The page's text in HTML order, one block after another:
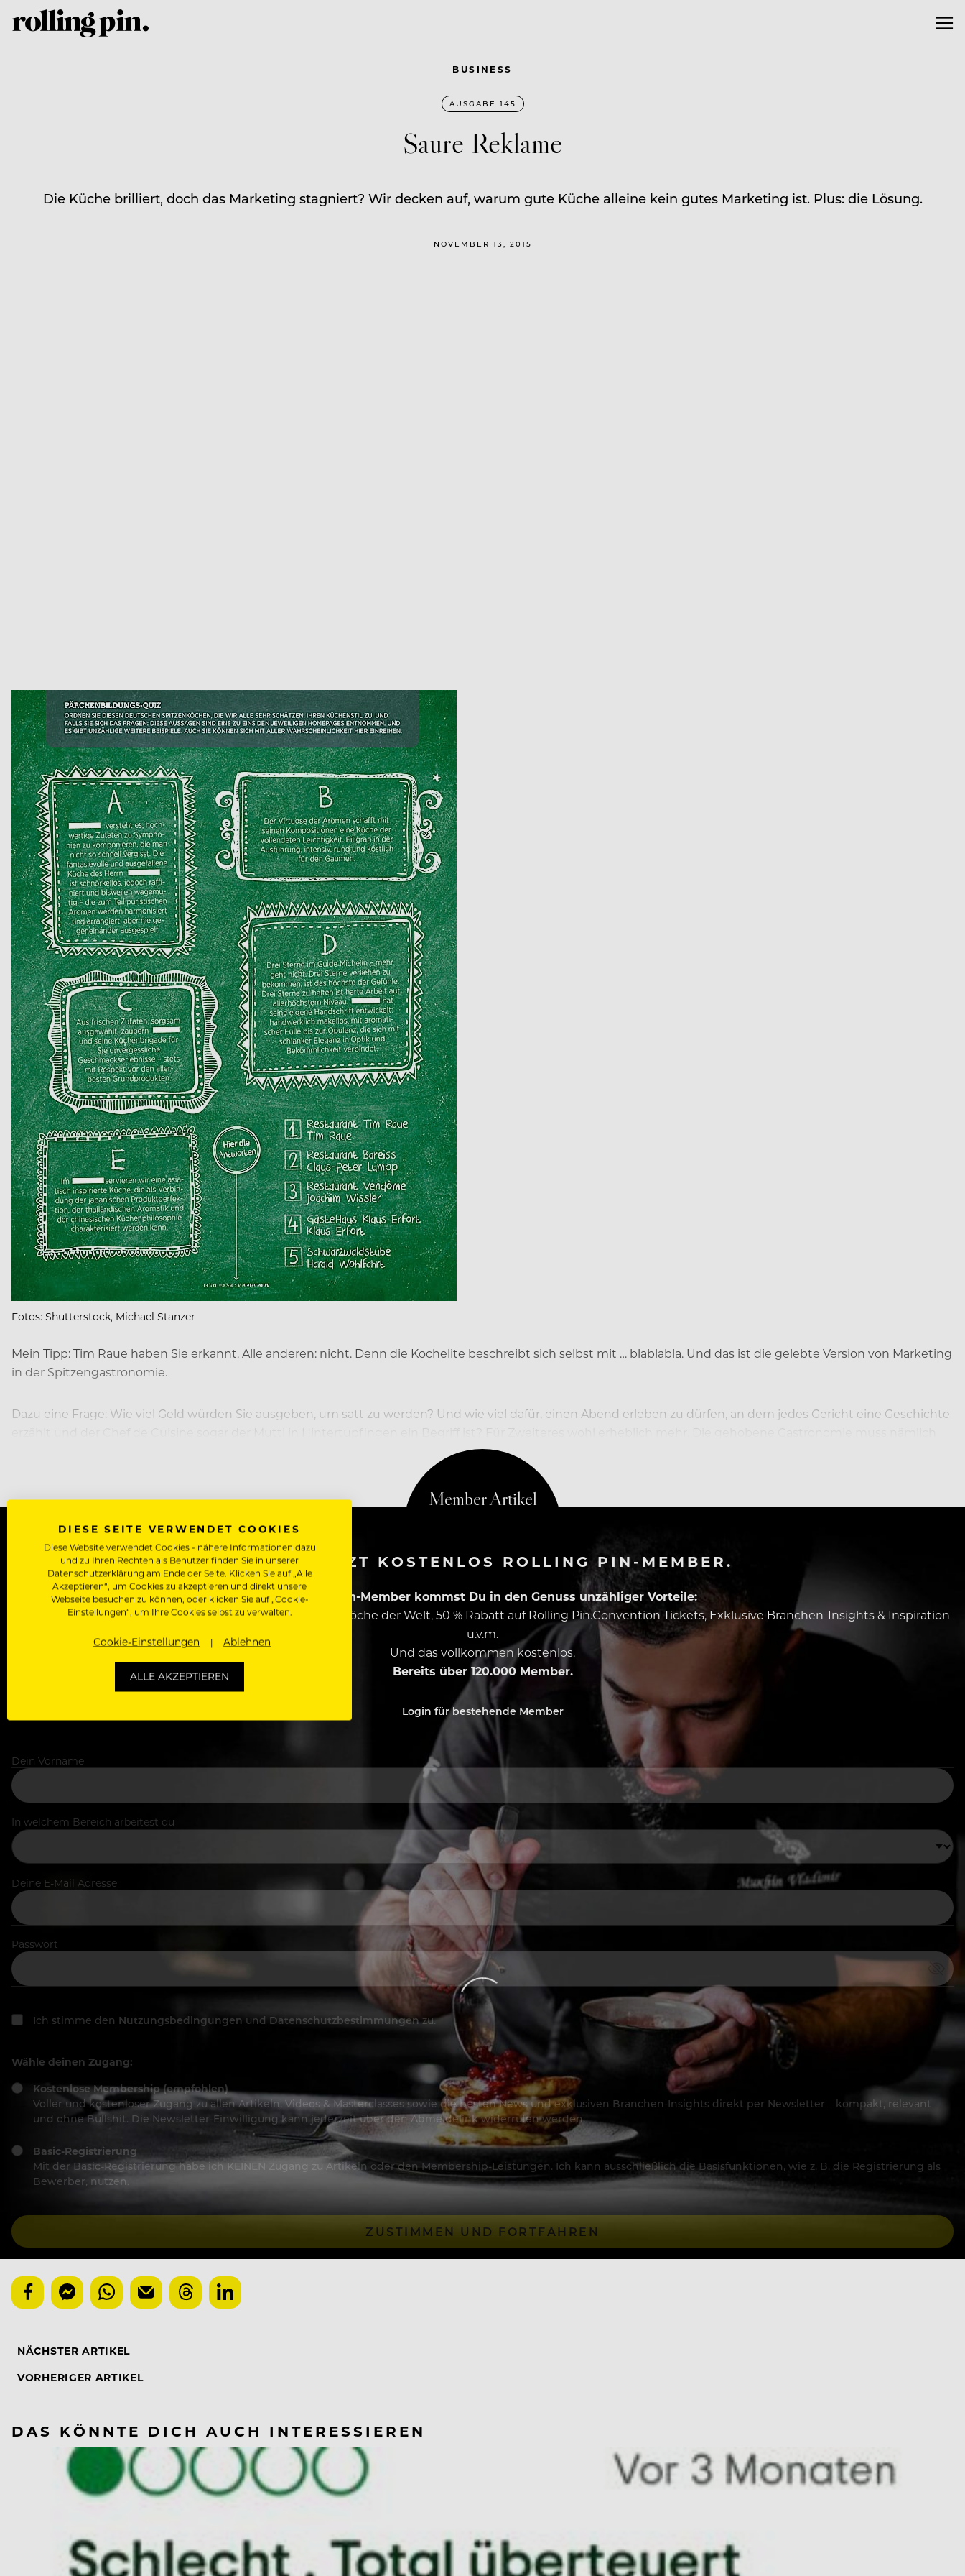
BUSINESS
AUSGABE 145
Saure Reklame
Die Küche brilliert, doch das Marketing stagniert? Wir decken auf, warum gute Küche alleine kein gutes Marketing ist. Plus: die Lösung.
NOVEMBER 13, 2015
Fotos: Shutterstock, Michael Stanzer
Mein Tipp: Tim Raue haben Sie erkannt. Alle anderen: nicht. Denn die Kochelite beschreibt sich selbst mit … blablabla. Und das ist die gelebte Version von Marketing
in der Spitzengastronomie.
Dazu eine Frage: Wie viel Geld würden Sie ausgeben, um satt zu werden? Und wie viel dafür, einen Abend erleben zu dürfen, an dem jedes Gericht eine Geschichte
eines erkennen: Sie ist nur zum Teil in der Lebensmittelbranche verankert – die Big Player spiele…
WERDE JETZT KOSTENLOS ROLLING PIN-MEMBER.
Als Rolling Pin-Member kommst Du in den Genuss unzähliger Vorteile:
Zugriff auf alle Artikel, Videos & Masterclasses der besten Köche der Welt, 50 % Rabatt auf Rolling Pin.Convention Tickets, Exklusive Branchen-Insights & Inspiration
u.v.m.
Und das vollkommen kostenlos.
Bereits über 120.000 Member.
Login für bestehende Member
Dein Vorname
In welchem Bereich arbeitest du
Deine E-Mail Adresse
Passwort
Ich stimme den Nutzungsbedingungen und Datenschutzbestimmungenzu.
Wähle deinen Zugang:
Kostenlose Membership (empfohlen)
Voller und kostenloser Zugang zu allen Artikeln, Videos & Masterclasses sowie die besten News und exklusiven Branchen-Insights direkt per Newsletter – kompakt, relevant
und ohne Bullshit. Die Newsletter-Einwilligung kann jederzeit über den Abmeldelink widerrufen werden.
Basic-Registrierung
Mit der Basic-Registrierung habe ich KEINEN Zugang zu Artikeln oder den Membership-Leistungen. Ich kann ausschließlich die Basisfunktionen, wie z. B. die Registrierung als
Bewerber, nutzen.
ZUSTIMMEN UND FORTFAHREN
NÄCHSTER ARTIKEL
VORHERIGER ARTIKEL
DAS KÖNNTE DICH AUCH INTERESSIEREN
DIESE SEITE VERWENDET COOKIES
Diese Website verwendet Cookies - nähere Informationen dazu
und zu Ihren Rechten als Benutzer finden Sie in unserer
Datenschutzerklärung am Ende der Seite. Klicken Sie auf „Alle
Akzeptieren“, um Cookies zu akzeptieren und direkt unsere
Webseite besuchen zu können, oder klicken Sie auf „Cookie-
Einstellungen“, um Ihre Cookies selbst zu verwalten.
Cookie-Einstellungen Ablehnen
ALLE AKZEPTIEREN